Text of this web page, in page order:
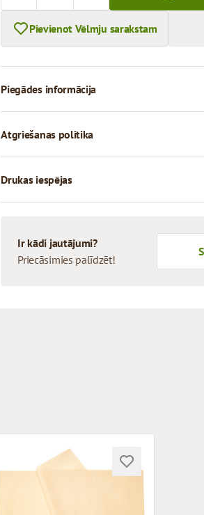
Pievienot Vēlmju sarakstam
Piegādes informācija
Atgriešanas politika
Drukas iespējas
Ir kādi jautājumi?
Priecāsimies palīdzēt!